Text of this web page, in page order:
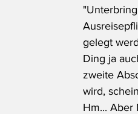
gelegt
Ding ja
zweite
wird,
Hm... Aber